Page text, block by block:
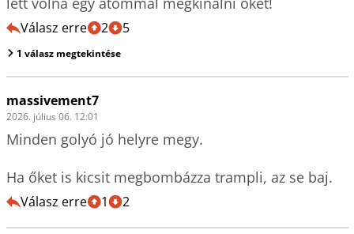
Válasz erre 2 5
1 válasz megtekintése
massivement7
2026. július 06. 12:01
Minden golyó jó helyre megy.
Ha őket is kicsit megbombázza trampli, az se baj.
Válasz erre 1 2